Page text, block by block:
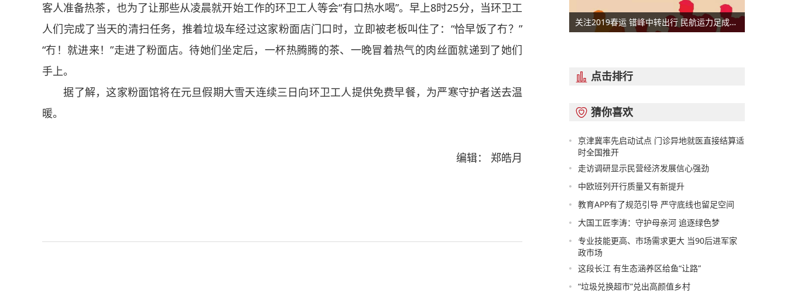
客人准备热茶，也为了让那些从凌晨就开始工作的环卫工人等会“有口热水喝”。早上8时25分，当环卫工
人们完成了当天的清扫任务，推着垃圾车经过这家粉面店门口时，立即被老板叫住了：“恰早饭了冇？”
“冇！就进来！”走进了粉面店。待她们坐定后，一杯热腾腾的茶、一晚冒着热气的肉丝面就递到了她们
手上。
据了解，这家粉面馆将在元旦假期大雪天连续三日向环卫工人提供免费早餐，为严寒守护者送去温
暖。
编辑： 郑皓月
关注2019春运 错峰中转出行 民航运力足成本低
 点击排行
 猜你喜欢
京津冀率先启动试点 门诊异地就医直接结算适
时全国推开
走访调研显示民营经济发展信心强劲
中欧班列开行质量又有新提升
教育APP有了规范引导 严守底线也留足空间
大国工匠李涛：守护母亲河 追逐绿色梦
专业技能更高、市场需求更大 当90后进军家
政市场
这段长江 有生态涵养区给鱼“让路”
“垃圾兑换超市”兑出高颜值乡村